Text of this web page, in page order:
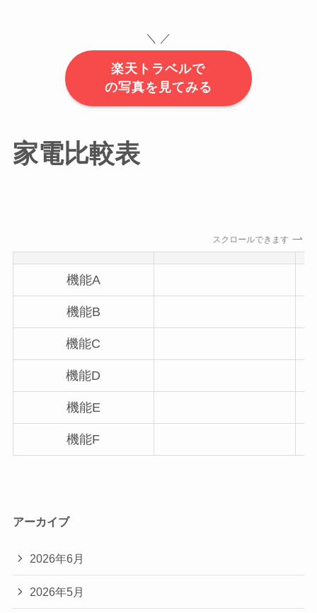
＼ ／
楽天トラベルで
の写真を見てみる
家電比較表
スクロールできます
機能A
機能B
機能C
機能D
機能E
機能F
アーカイブ
2026年6月
2026年5月